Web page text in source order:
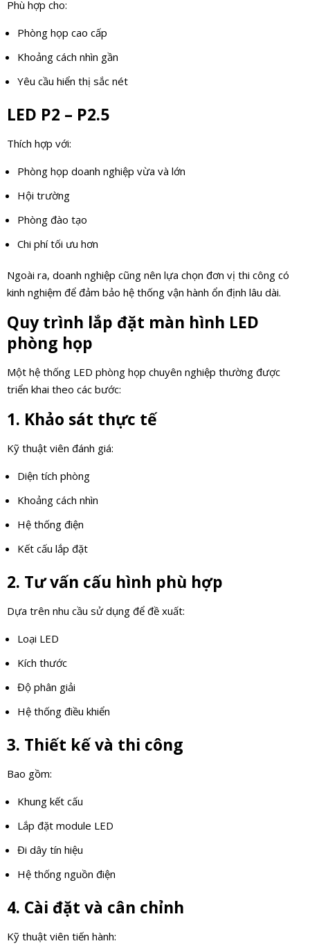
Phù hợp cho:
Phòng họp cao cấp
Khoảng cách nhìn gần
Yêu cầu hiển thị sắc nét
LED P2 – P2.5
Thích hợp với:
Phòng họp doanh nghiệp vừa và lớn
Hội trường
Phòng đào tạo
Chi phí tối ưu hơn
Ngoài ra, doanh nghiệp cũng nên lựa chọn đơn vị thi công có
kinh nghiệm để đảm bảo hệ thống vận hành ổn định lâu dài.
Quy trình lắp đặt màn hình LED
phòng họp
Một hệ thống LED phòng họp chuyên nghiệp thường được
triển khai theo các bước:
1. Khảo sát thực tế
Kỹ thuật viên đánh giá:
Diện tích phòng
Khoảng cách nhìn
Hệ thống điện
Kết cấu lắp đặt
2. Tư vấn cấu hình phù hợp
Dựa trên nhu cầu sử dụng để đề xuất:
Loại LED
Kích thước
Độ phân giải
Hệ thống điều khiển
3. Thiết kế và thi công
Bao gồm:
Khung kết cấu
Lắp đặt module LED
Đi dây tín hiệu
Hệ thống nguồn điện
4. Cài đặt và cân chỉnh
Kỹ thuật viên tiến hành: